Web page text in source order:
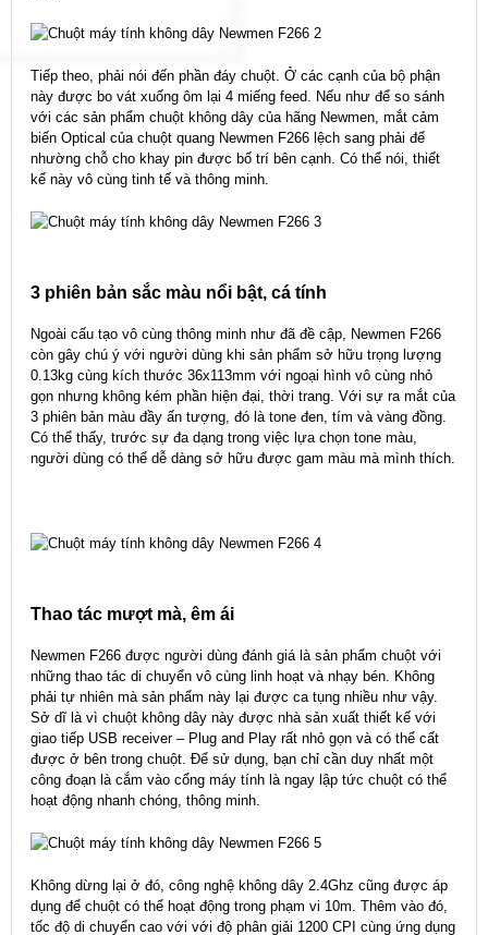
Tiếp theo, phải nói đến phần đáy chuột. Ở các cạnh của bộ phận
này được bo vát xuống ôm lại 4 miếng feed. Nếu như để so sánh
với các sản phẩm chuột không dây của hãng Newmen, mắt cảm
biến Optical của chuột quang Newmen F266 lệch sang phải để
nhường chỗ cho khay pin được bố trí bên cạnh. Có thể nói, thiết
kế này vô cùng tinh tế và thông minh.
3 phiên bản sắc màu nổi bật, cá tính
Ngoài cấu tạo vô cùng thông minh như đã đề cập, Newmen F266
còn gây chú ý với người dùng khi sản phẩm sở hữu trọng lượng
0.13kg cùng kích thước 36x113mm với ngoại hình vô cùng nhỏ
gọn nhưng không kém phần hiện đại, thời trang. Với sự ra mắt của
3 phiên bản màu đầy ấn tượng, đó là tone đen, tím và vàng đồng.
Có thể thấy, trước sự đa dạng trong việc lựa chọn tone màu,
người dùng có thể dễ dàng sở hữu được gam màu mà mình thích.
Thao tác mượt mà, êm ái
Newmen F266 được người dùng đánh giá là sản phẩm chuột với
những thao tác di chuyển vô cùng linh hoạt và nhạy bén. Không
phải tự nhiên mà sản phẩm này lại được ca tụng nhiều như vậy.
Sở dĩ là vì chuột không dây này được nhà sản xuất thiết kế với
giao tiếp USB receiver – Plug and Play rất nhỏ gọn và có thể cất
được ở bên trong chuột. Để sử dụng, bạn chỉ cần duy nhất một
công đoạn là cắm vào cổng máy tính là ngay lập tức chuột có thể
hoạt động nhanh chóng, thông minh.
Không dừng lại ở đó, công nghệ không dây 2.4Ghz cũng được áp
dụng để chuột có thể hoạt động trong phạm vi 10m. Thêm vào đó,
tốc độ di chuyển cao với với độ phân giải 1200 CPI cùng ứng dụng